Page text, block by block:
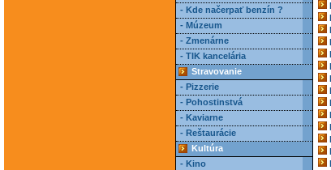
- Kde načerpať benzín ?
- Múzeum
- Zmenárne
- TIK kancelária
Stravovanie
- Pizzerie
- Pohostinstvá
- Kaviarne
- Reštaurácie
Kultúra
- Kino